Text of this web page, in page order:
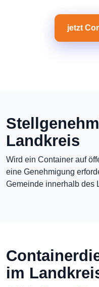
jetzt
Landkreis
Wird ein Container auf
eine Genehmigung
Gemeinde innerhalb des
im